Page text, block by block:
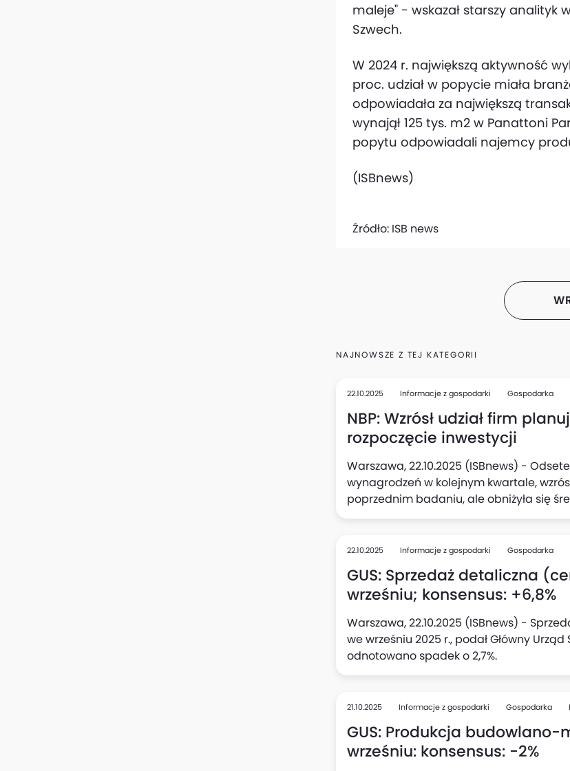
maleje" - wskazał starszy analityk
Szwech.
W 2024 r. największą aktywność
proc. udział w popycie miała
odpowiadała za największą
wynajął 125 tys. m2 w Panattoni
popytu odpowiadali najemcy
(ISBnews)
Źródło: ISB news
NAJNOWSZE Z TEJ KATEGORII
22.10.2025 Informacje z gospodarki Gospodarka
NBP: Wzrósł udział firm
rozpoczęcie inwestycji
Warszawa, 22.10.2025 (ISBnews) -
wynagrodzeń w kolejnym kwartale,
poprzednim badaniu, ale obniżyła się
podwyżki (do 5,1%, wobec 5,3% kwartał
deklarujących zamiar rozpoczęcia
22.10.2025 Informacje z gospodarki Gospodarka
GUS: Sprzedaż detaliczna
wrześniu; konsensus: +6,8%
Warszawa, 22.10.2025 (ISBnews) -
we wrześniu 2025 r., podał Główny
odnotowano spadek o 2,7%.
21.10.2025 Informacje z gospodarki Gospodarka
GUS: Produkcja budowlano-
wrześniu: konsensus: -2%